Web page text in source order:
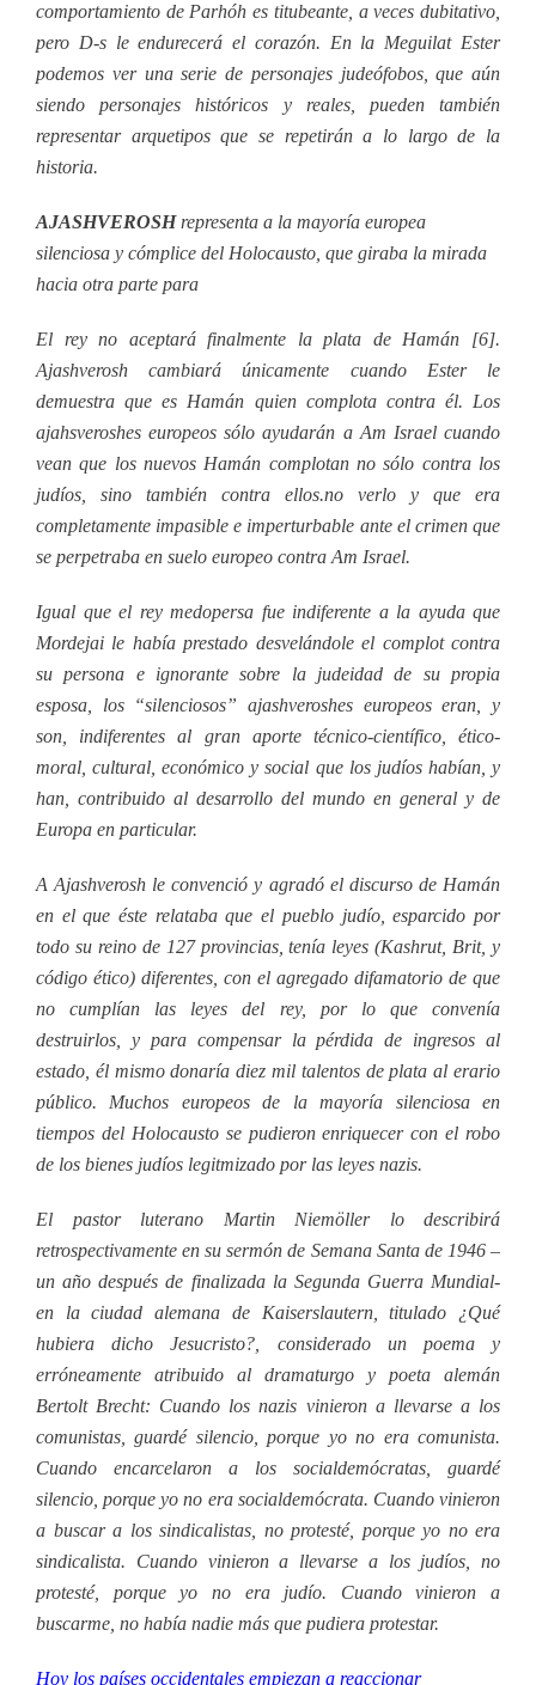
comportamiento de Parhóh es titubeante, a veces dubitativo,
pero D-s le endurecerá el corazón. En la Meguilat Ester
podemos ver una serie de personajes judeófobos, que aún
siendo personajes históricos y reales, pueden también
representar arquetipos que se repetirán a lo largo de la
historia.
AJASHVEROSHrepresenta a la mayoría europea
silenciosa y cómplice del Holocausto, que giraba la mirada
hacia otra parte para
El rey no aceptará finalmente la plata de Hamán [6].
Ajashverosh cambiará únicamente cuando Ester le
demuestra que es Hamán quien complota contra él. Los
ajahsveroshes europeos sólo ayudarán a Am Israel cuando
vean que los nuevos Hamán complotan no sólo contra los
judíos, sino también contra ellos.no verlo y que era
completamente impasible e imperturbable ante el crimen que
se perpetraba en suelo europeo contra Am Israel.
Igual que el rey medopersa fue indiferente a la ayuda que
Mordejai le había prestado desvelándole el complot contra
su persona e ignorante sobre la judeidad de su propia
esposa, los “silenciosos” ajashveroshes europeos eran, y
son, indiferentes al gran aporte técnico-científico, ético-
moral, cultural, económico y social que los judíos habían, y
han, contribuido al desarrollo del mundo en general y de
Europa en particular.
A Ajashverosh le convenció y agradó el discurso de Hamán
en el que éste relataba que el pueblo judío, esparcido por
todo su reino de 127 provincias, tenía leyes (Kashrut, Brit, y
código ético) diferentes, con el agregado difamatorio de que
no cumplían las leyes del rey, por lo que convenía
destruirlos, y para compensar la pérdida de ingresos al
estado, él mismo donaría diez mil talentos de plata al erario
público. Muchos europeos de la mayoría silenciosa en
tiempos del Holocausto se pudieron enriquecer con el robo
de los bienes judíos legitmizado por las leyes nazis.
El pastor luterano Martin Niemöller lo describirá
retrospectivamente en su sermón de Semana Santa de 1946 –
un año después de finalizada la Segunda Guerra Mundial-
en la ciudad alemana de Kaiserslautern, titulado ¿Qué
hubiera dicho Jesucristo?, considerado un poema y
erróneamente atribuido al dramaturgo y poeta alemán
Bertolt Brecht: Cuando los nazis vinieron a llevarse a los
comunistas, guardé silencio, porque yo no era comunista.
Cuando encarcelaron a los socialdemócratas, guardé
silencio, porque yo no era socialdemócrata. Cuando vinieron
a buscar a los sindicalistas, no protesté, porque yo no era
sindicalista. Cuando vinieron a llevarse a los judíos, no
protesté, porque yo no era judío. Cuando vinieron a
buscarme, no había nadie más que pudiera protestar.
Hoy los países occidentales empiezan a reaccionar